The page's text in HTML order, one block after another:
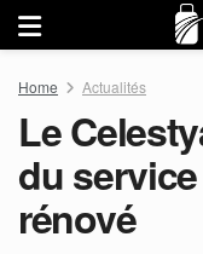
Home Actualités
Le
du
rénové